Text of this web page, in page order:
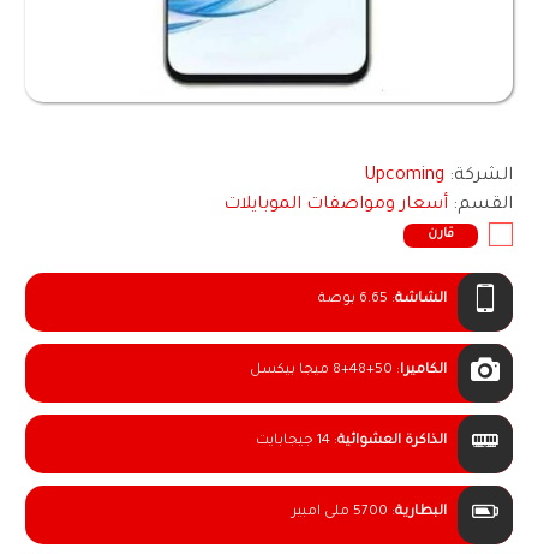
الشركة: Upcoming
القسم: أسعار ومواصفات الموبايلات
قارن
الشاشة: 6.65 بوصة
الكاميرا: 8+48+50 ميجا بيكسل
الذاكرة العشوائية:14 جيجابايت
البطارية: 5700 ملى امبير